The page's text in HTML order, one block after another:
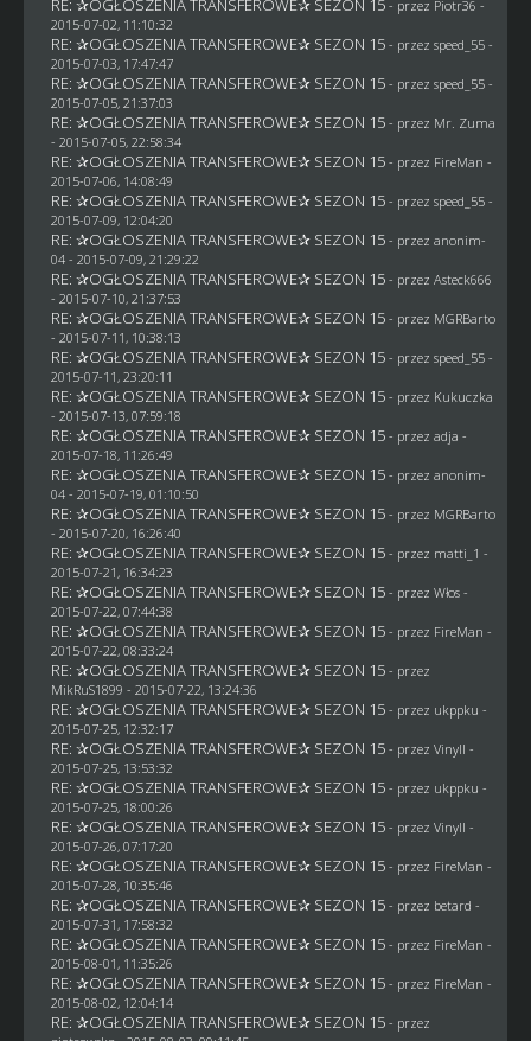
RE: ✰OGŁOSZENIA TRANSFEROWE✰ SEZON 15 - przez Piotr36 -
2015-07-02, 11:10:32
RE: ✰OGŁOSZENIA TRANSFEROWE✰ SEZON 15 - przez speed_55 -
2015-07-03, 17:47:47
RE: ✰OGŁOSZENIA TRANSFEROWE✰ SEZON 15 - przez speed_55 -
2015-07-05, 21:37:03
RE: ✰OGŁOSZENIA TRANSFEROWE✰ SEZON 15 - przez Mr. Zuma
- 2015-07-05, 22:58:34
RE: ✰OGŁOSZENIA TRANSFEROWE✰ SEZON 15 - przez FireMan -
2015-07-06, 14:08:49
RE: ✰OGŁOSZENIA TRANSFEROWE✰ SEZON 15 - przez speed_55 -
2015-07-09, 12:04:20
RE: ✰OGŁOSZENIA TRANSFEROWE✰ SEZON 15 - przez anonim-
04- 2015-07-09, 21:29:22
RE: ✰OGŁOSZENIA TRANSFEROWE✰ SEZON 15 - przez Asteck666
- 2015-07-10, 21:37:53
RE: ✰OGŁOSZENIA TRANSFEROWE✰ SEZON 15 - przez MGRBarto
- 2015-07-11, 10:38:13
RE: ✰OGŁOSZENIA TRANSFEROWE✰ SEZON 15 - przez speed_55 -
2015-07-11, 23:20:11
RE: ✰OGŁOSZENIA TRANSFEROWE✰ SEZON 15 - przez Kukuczka
- 2015-07-13, 07:59:18
RE: ✰OGŁOSZENIA TRANSFEROWE✰ SEZON 15 - przez adja -
2015-07-18, 11:26:49
RE: ✰OGŁOSZENIA TRANSFEROWE✰ SEZON 15 - przez anonim-
04- 2015-07-19, 01:10:50
RE: ✰OGŁOSZENIA TRANSFEROWE✰ SEZON 15 - przez MGRBarto
- 2015-07-20, 16:26:40
RE: ✰OGŁOSZENIA TRANSFEROWE✰ SEZON 15 - przez matti_1 -
2015-07-21, 16:34:23
RE: ✰OGŁOSZENIA TRANSFEROWE✰ SEZON 15 - przez Włos-
2015-07-22, 07:44:38
RE: ✰OGŁOSZENIA TRANSFEROWE✰ SEZON 15 - przez FireMan -
2015-07-22, 08:33:24
RE: ✰OGŁOSZENIA TRANSFEROWE✰ SEZON 15 - przez
MikRuS1899 - 2015-07-22, 13:24:36
RE: ✰OGŁOSZENIA TRANSFEROWE✰ SEZON 15 - przez ukppku -
2015-07-25, 12:32:17
RE: ✰OGŁOSZENIA TRANSFEROWE✰ SEZON 15 - przez Vinyll -
2015-07-25, 13:53:32
RE: ✰OGŁOSZENIA TRANSFEROWE✰ SEZON 15 - przez ukppku -
2015-07-25, 18:00:26
RE: ✰OGŁOSZENIA TRANSFEROWE✰ SEZON 15 - przez Vinyll -
2015-07-26, 07:17:20
RE: ✰OGŁOSZENIA TRANSFEROWE✰ SEZON 15 - przez FireMan -
2015-07-28, 10:35:46
RE: ✰OGŁOSZENIA TRANSFEROWE✰ SEZON 15 - przez betard -
2015-07-31, 17:58:32
RE: ✰OGŁOSZENIA TRANSFEROWE✰ SEZON 15 - przez FireMan -
2015-08-01, 11:35:26
RE: ✰OGŁOSZENIA TRANSFEROWE✰ SEZON 15 - przez FireMan -
2015-08-02, 12:04:14
RE: ✰OGŁOSZENIA TRANSFEROWE✰ SEZON 15 - przez